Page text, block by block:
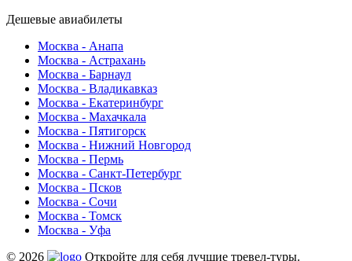
Дешевые авиабилеты
Москва - Анапа
Москва - Астрахань
Москва - Барнаул
Москва - Владикавказ
Москва - Екатеринбург
Москва - Махачкала
Москва - Пятигорск
Москва - Нижний Новгород
Москва - Пермь
Москва - Санкт-Петербург
Москва - Псков
Москва - Сочи
Москва - Томск
Москва - Уфа
© 2026
Откройте для себя лучшие тревел-туры.